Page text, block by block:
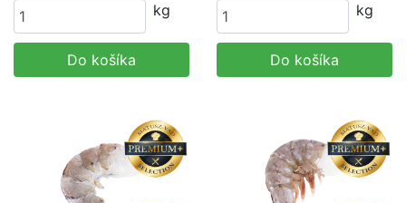
kg
Do košíka
kg
Do košíka